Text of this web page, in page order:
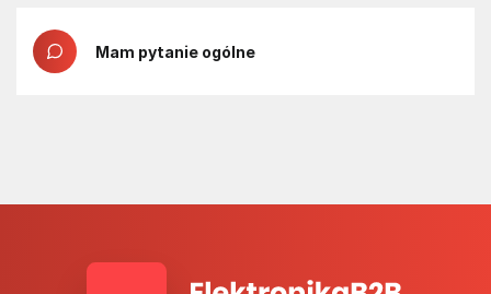
Mam pytanie ogólne